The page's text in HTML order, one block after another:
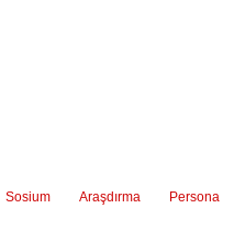
Sosium Araşdırma Persona